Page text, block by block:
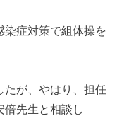
染症対策で組体操を
たが、やはり、担任
倍先生と相談し